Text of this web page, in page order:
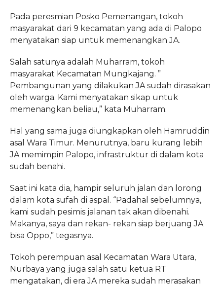
Pada peresmian Posko Pemenangan, tokoh
masyarakat dari 9 kecamatan yang ada di Palopo
menyatakan siap untuk memenangkan JA.
Salah satunya adalah Muharram, tokoh
masyarakat Kecamatan Mungkajang. ”
Pembangunan yang dilakukan JA sudah dirasakan
oleh warga. Kami menyatakan sikap untuk
memenangkan beliau,” kata Muharram.
Hal yang sama juga diungkapkan oleh Hamruddin
asal Wara Timur. Menurutnya, baru kurang lebih
JA memimpin Palopo, infrastruktur di dalam kota
sudah benahi.
Saat ini kata dia, hampir seluruh jalan dan lorong
dalam kota sufah di aspal. “Padahal sebelumnya,
kami sudah pesimis jalanan tak akan dibenahi.
Makanya, saya dan rekan- rekan siap berjuang JA
bisa Oppo,” tegasnya.
Tokoh perempuan asal Kecamatan Wara Utara,
Nurbaya yang juga salah satu ketua RT
mengatakan, di era JA mereka sudah merasakan